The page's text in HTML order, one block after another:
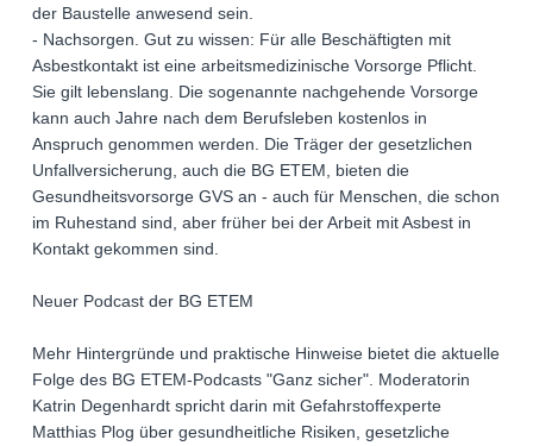
der Baustelle anwesend sein.
- Nachsorgen. Gut zu wissen: Für alle Beschäftigten mit
Asbestkontakt ist eine arbeitsmedizinische Vorsorge Pflicht.
Sie gilt lebenslang. Die sogenannte nachgehende Vorsorge
kann auch Jahre nach dem Berufsleben kostenlos in
Anspruch genommen werden. Die Träger der gesetzlichen
Unfallversicherung, auch die BG ETEM, bieten die
Gesundheitsvorsorge GVS an - auch für Menschen, die schon
im Ruhestand sind, aber früher bei der Arbeit mit Asbest in
Kontakt gekommen sind.
Neuer Podcast der BG ETEM
Mehr Hintergründe und praktische Hinweise bietet die aktuelle
Folge des BG ETEM-Podcasts "Ganz sicher". Moderatorin
Katrin Degenhardt spricht darin mit Gefahrstoffexperte
Matthias Plog über gesundheitliche Risiken, gesetzliche